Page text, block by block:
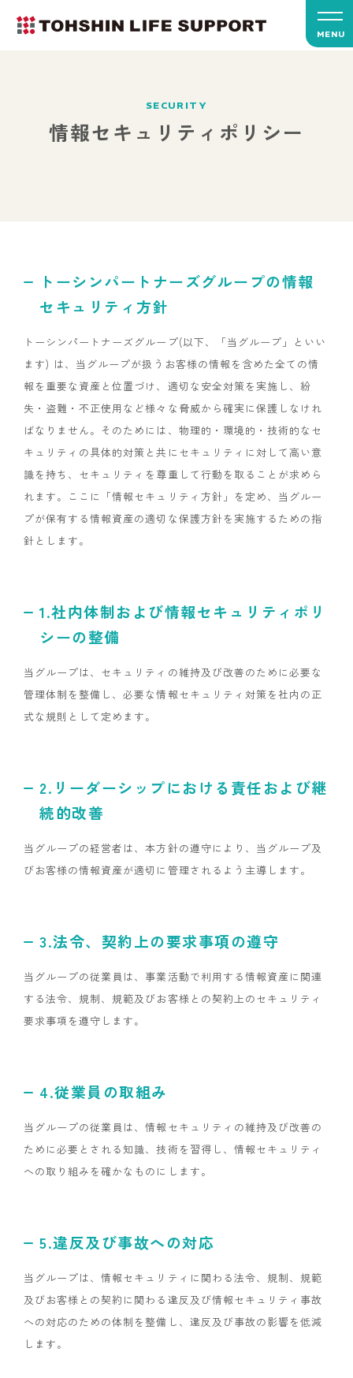
MENU
SECURITY
情報セキュリティポリシー
トーシンパートナーズグループの情報
セキュリティ方針
トーシンパートナーズグループ(以下、「当グループ」といい
ます) は、当グループが扱うお客様の情報を含めた全ての情
報を重要な資産と位置づけ、適切な安全対策を実施し、紛
失・盗難・不正使用など様々な脅威から確実に保護しなけれ
ばなりません。そのためには、物理的・環境的・技術的なセ
キュリティの具体的対策と共にセキュリティに対して高い意
識を持ち、セキュリティを尊重して行動を取ることが求めら
れます。ここに「情報セキュリティ方針」を定め、当グルー
プが保有する情報資産の適切な保護方針を実施するための指
針とします。
1.社内体制および情報セキュリティポリ
シーの整備
当グループは、セキュリティの維持及び改善のために必要な
管理体制を整備し、必要な情報セキュリティ対策を社内の正
式な規則として定めます。
2.リーダーシップにおける責任および継
続的改善
当グループの経営者は、本方針の遵守により、当グループ及
びお客様の情報資産が適切に管理されるよう主導します。
3.法令、契約上の要求事項の遵守
当グループの従業員は、事業活動で利用する情報資産に関連
する法令、規制、規範及びお客様との契約上のセキュリティ
要求事項を遵守します。
4.従業員の取組み
当グループの従業員は、情報セキュリティの維持及び改善の
ために必要とされる知識、技術を習得し、情報セキュリティ
への取り組みを確かなものにします。
5.違反及び事故への対応
当グループは、情報セキュリティに関わる法令、規制、規範
及びお客様との契約に関わる違反及び情報セキュリティ事故
への対応のための体制を整備し、違反及び事故の影響を低減
します。